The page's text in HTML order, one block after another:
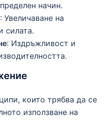
начин.
: Увеличаване на
силата.
: Издръжливост и
които трябва да се
използване на